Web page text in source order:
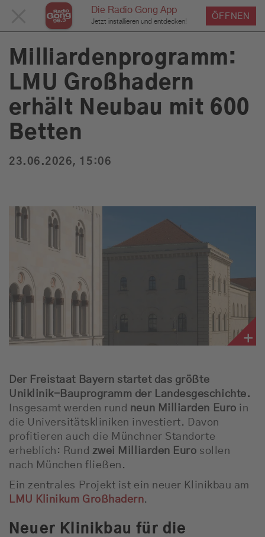
Die Radio Gong App
Jetzt installieren und entdecken!
ÖFFNEN
SCHLIESSEN
Service
Programm
Musik
Du bist hier: Home Service News News Detailseite
Milliardenprogramm:
LMU Großhadern
erhält Neubau mit 600
Betten
23.06.2026, 15:06
Der Freistaat Bayern startet das größte
Uniklinik-Bauprogramm der Landesgeschichte.
Insgesamt werden rund neun Milliarden Euro in
die Universitätskliniken investiert. Davon
profitieren auch die Münchner Standorte
erheblich: Rund zwei Milliarden Euro sollen
nach München fließen.
Ein zentrales Projekt ist ein neuer Klinikbau am
LMU Klinikum Großhadern.
Neuer Klinikbau für die